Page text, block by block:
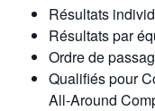
Résultats
Résultats par
Ordre de
Qualifiés pour
All-Around